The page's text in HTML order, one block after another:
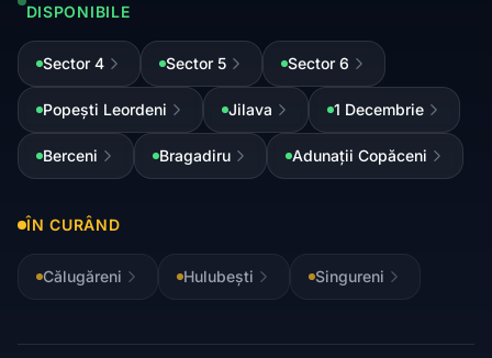
DISPONIBILE
Sector 4 Sector 5 Sector 6
Popești Leordeni Jilava 1 Decembrie
Berceni Bragadiru Adunații Copăceni
ÎN CURÂND
Călugăreni Hulubești Singureni